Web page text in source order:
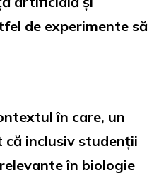
de experimente să
în care, un
inclusiv studenții
în biologie